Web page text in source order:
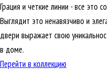
Грация и четкие линии - все это
Выглядит это ненавязчиво и
двери выражает свою
в доме.
Перейти в коллекцию